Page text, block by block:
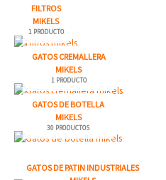
FILTROS
MIKELS
1 PRODUCTO
GATOS CREMALLERA
MIKELS
1 PRODUCTO
GATOS DE BOTELLA
MIKELS
30 PRODUCTOS
GATOS DE PATIN INDUSTRIALES